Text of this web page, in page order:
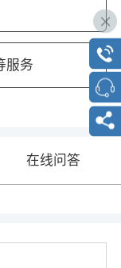
服务
在线问答